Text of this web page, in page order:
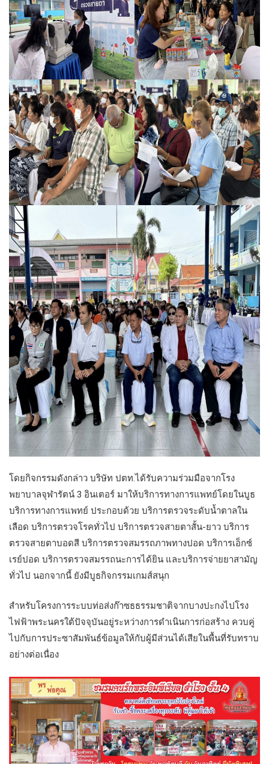
โดยกิจกรรมดังกล่าว บริษัท ปตท.ได้รับความร่วมมือจากโรง
พยาบาลจุฬารัตน์ 3 อินเตอร์ มาให้บริการทางการแพทย์โดยในบูธ
บริการทางการแพทย์ ประกอบด้วย บริการตรวจระดับน้ำตาลใน
เลือด บริการตรวจโรคทั่วไป บริการตรวจสายตาสั้น-ยาว บริการ
ตรวจสายตาบอดสี บริการตรวจสมรรถภาพทางปอด บริการเอ็กซ์
เรย์ปอด บริการตรวจสมรรถนะการได้ยิน และบริการจ่ายยาสามัญ
ทั่วไป นอกจากนี้ ยังมีบูธกิจกรรมเกมส์สนุก
สำหรับโครงการระบบท่อส่งก๊าซธธรรมชาติจากบางปะกงไปโรง
ไฟฟ้าพระนครใต้ปัจจุบันอยู่ระหว่างการดำเนินการก่อสร้าง ควบคู่
ไปกับการประซาสัมพันธ์ข้อมูลให้กับผู้มีส่วนได้เสียในพื้นที่รับทราบ
อย่างต่อเนื่อง